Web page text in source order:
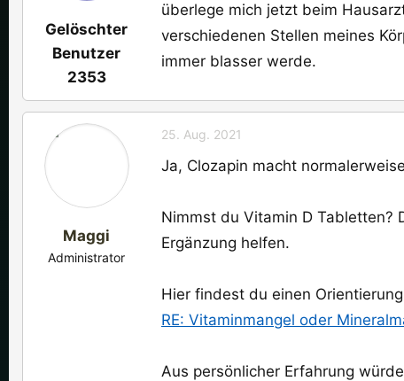
r
t
a
Gelöschter
Benutzer
2353
überlege mich jetzt beim
verschiedenen Stellen meines
immer blasser werde.
Maggi
Administrator
25. Aug. 2021
Ja, Clozapin macht
Nimmst du Vitamin D Tabletten?
Ergänzung helfen.
Hier findest du einen
RE: Vitaminmangel oder
Aus persönlicher Erfahrung